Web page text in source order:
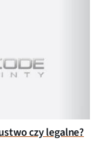
czy legalne?